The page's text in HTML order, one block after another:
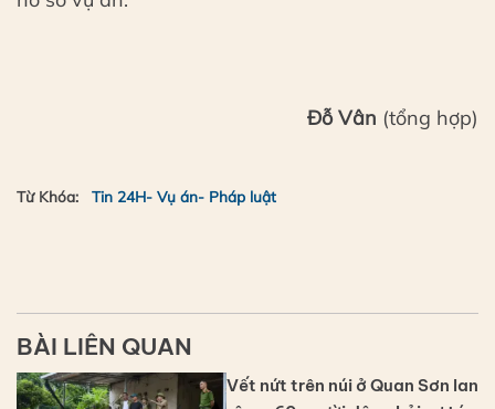
Đỗ Vân (tổng hợp)
Từ Khóa: Tin 24H- Vụ án- Pháp luật
BÀI LIÊN QUAN
Vết nứt trên núi ở Quan Sơn lan